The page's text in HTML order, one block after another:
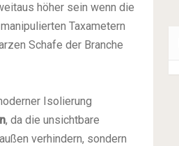
höher sein wenn die
Taxametern
Schafe der Branche
Isolierung
, da die unsichtbare
verhindern, sondern